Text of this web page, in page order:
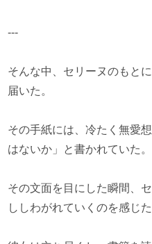
---
そんな中、セリーヌのもと
届いた。
その手紙には、冷たく無愛
はないか」と書かれていた。
その文面を目にした瞬間、
ししわがれていくのを感じた